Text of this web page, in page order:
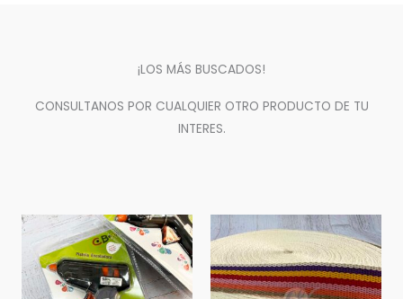
¡LOS MÁS BUSCADOS!
CONSULTANOS POR CUALQUIER OTRO PRODUCTO DE TU
INTERES.